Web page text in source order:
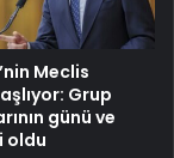
Meclis
Grup
günü ve
oldu